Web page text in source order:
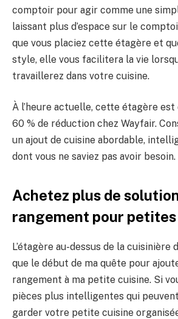
comptoir pour agir comme une
laissant plus d’espace sur le
que vous placiez cette étagère et
style, elle vous facilitera la vie
travaillerez dans votre cuisine.
À l’heure actuelle, cette étagère est
60 % de réduction chez Wayfair.
un ajout de cuisine abordable,
dont vous ne saviez pas avoir besoin.
Achetez plus de
rangement pour
L’étagère au-dessus de la cuisinière
que le début de ma quête pour
rangement à ma petite cuisine. Si
pièces plus intelligentes qui
garder votre petite cuisine